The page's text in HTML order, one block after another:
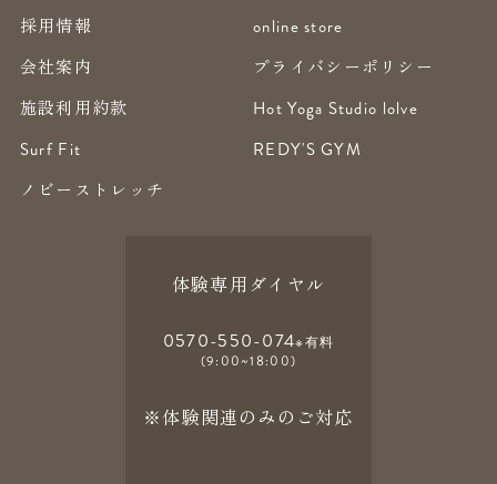
採用情報
online store
会社案内
プライバシーポリシー
施設利用約款
Hot Yoga Studio lolve
Surf Fit
REDY'S GYM
ノビーストレッチ
体験専用ダイヤル
0570-550-074※有料
(9:00~18:00)
※体験関連のみのご対応